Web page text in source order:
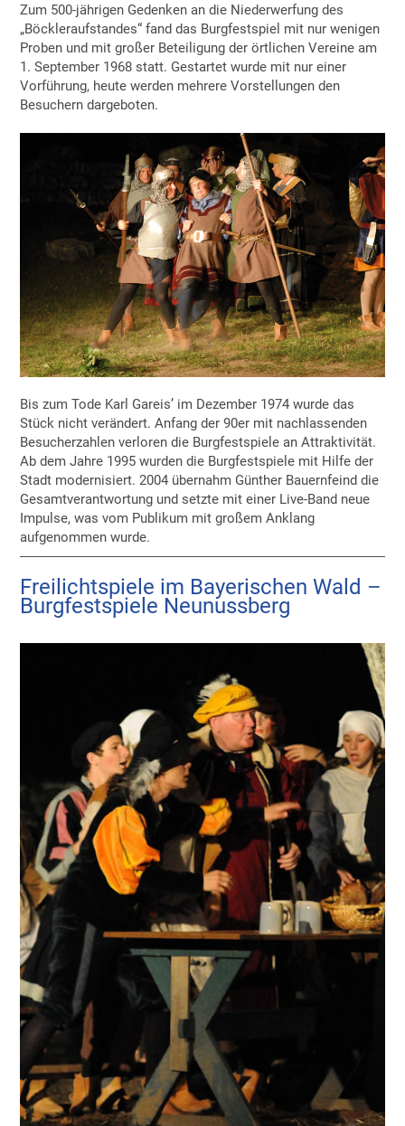
Zum 500-jährigen Gedenken an die Niederwerfung des
„Böckleraufstandes“ fand das Burgfestspiel mit nur wenigen
Proben und mit großer Beteiligung der örtlichen Vereine am
1. September 1968 statt. Gestartet wurde mit nur einer
Vorführung, heute werden mehrere Vorstellungen den
Besuchern dargeboten.
Bis zum Tode Karl Gareis’ im Dezember 1974 wurde das
Stück nicht verändert. Anfang der 90er mit nachlassenden
Besucherzahlen verloren die Burgfestspiele an Attraktivität.
Ab dem Jahre 1995 wurden die Burgfestspiele mit Hilfe der
Stadt modernisiert. 2004 übernahm Günther Bauernfeind die
Gesamtverantwortung und setzte mit einer Live-Band neue
Impulse, was vom Publikum mit großem Anklang
aufgenommen wurde.
Freilichtspiele im Bayerischen Wald –
Burgfestspiele Neunussberg